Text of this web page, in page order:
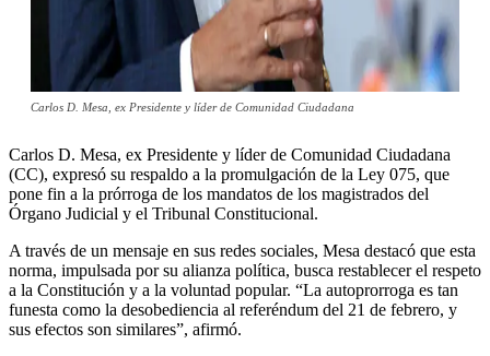
Carlos D. Mesa, ex Presidente y líder de Comunidad Ciudadana
Carlos D. Mesa, ex Presidente y líder de Comunidad Ciudadana
(CC), expresó su respaldo a la promulgación de la Ley 075, que
pone fin a la prórroga de los mandatos de los magistrados del
Órgano Judicial y el Tribunal Constitucional.
A través de un mensaje en sus redes sociales, Mesa destacó que esta
norma, impulsada por su alianza política, busca restablecer el respeto
a la Constitución y a la voluntad popular. “La autoprorroga es tan
funesta como la desobediencia al referéndum del 21 de febrero, y
sus efectos son similares”, afirmó.